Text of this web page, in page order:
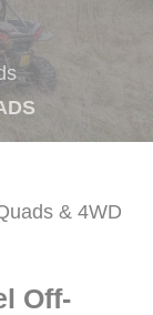
& 4WD
Off-